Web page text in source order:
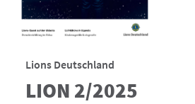
Lions Deutschland
LION 2/2025